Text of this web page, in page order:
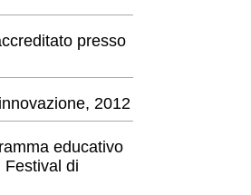
presso
2012
educativo
Festival di